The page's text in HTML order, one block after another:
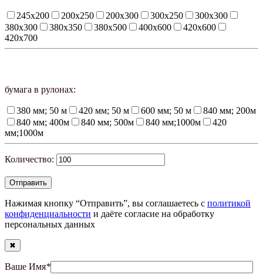
245х200 200х250 200х300 300х250
300х300
380х300
380х350 380х500 400х600
420х600
420х700
бумага в рулонах:
380 мм; 50 м 420 мм; 50 м 600 мм; 50 м
840 мм; 200м
840 мм; 400м
840 мм; 500м 840 мм;1000м
420
мм;1000м
Количество:
Нажимая кнопку “Отправить”, вы соглашаетесь с политикой
конфиденциальности и даёте согласие на обработку
персональных данных
✖
Ваше Имя*